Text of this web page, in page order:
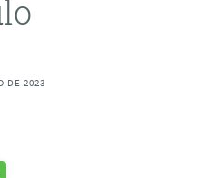
DE 2023